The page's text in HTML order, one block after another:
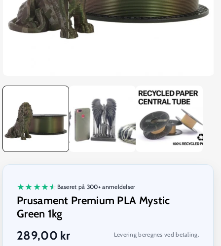
★★★★★ Baseret på 300+ anmeldelser
Prusament Premium PLA Mystic
Green 1kg
289,00 kr Levering beregnes ved betaling.